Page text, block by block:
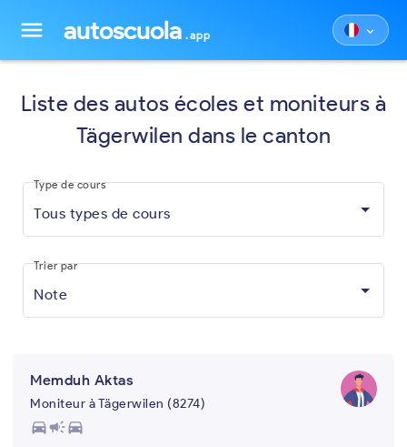
menu autoscuola .app keyboard_arrow_down
Liste des autos écoles et moniteurs à
Tägerwilen dans le canton
Tous types de cours
Type de cours
Note
Trier par
Memduh Aktas
Moniteur à Tägerwilen (8274)
directions_carcampaigndirections_car